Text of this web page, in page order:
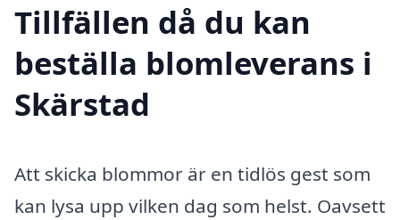
Tillfällen då du kan
beställa blomleverans i
Skärstad
Att skicka blommor är en tidlös gest som
kan lysa upp vilken dag som helst. Oavsett